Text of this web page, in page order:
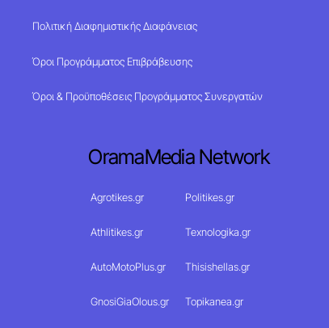
Πολιτική Διαφημιστικής Διαφάνειας
Όροι Προγράμματος Επιβράβευσης
Όροι & Προϋποθέσεις Προγράμματος Συνεργατών
OramaMedia Network
Agrotikes.gr Politikes.gr
Athlitikes.gr Texnologika.gr
AutoMotoPlus.gr Thisishellas.gr
GnosiGiaOlous.gr Topikanea.gr